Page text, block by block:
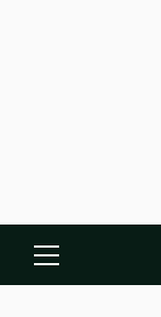
Primary
Menu